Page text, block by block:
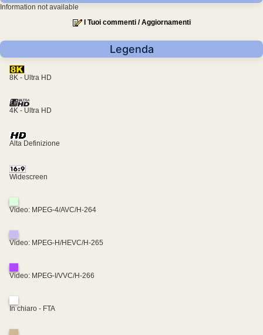
Information not available
I Tuoi commenti / Aggiornamenti
Legenda
8K - Ultra HD
4K - Ultra HD
Alta Definizione
Widescreen
Video: MPEG-4/AVC/H-264
Video: MPEG-H/HEVC/H-265
Video: MPEG-I/VVC/H-266
In chiaro - FTA